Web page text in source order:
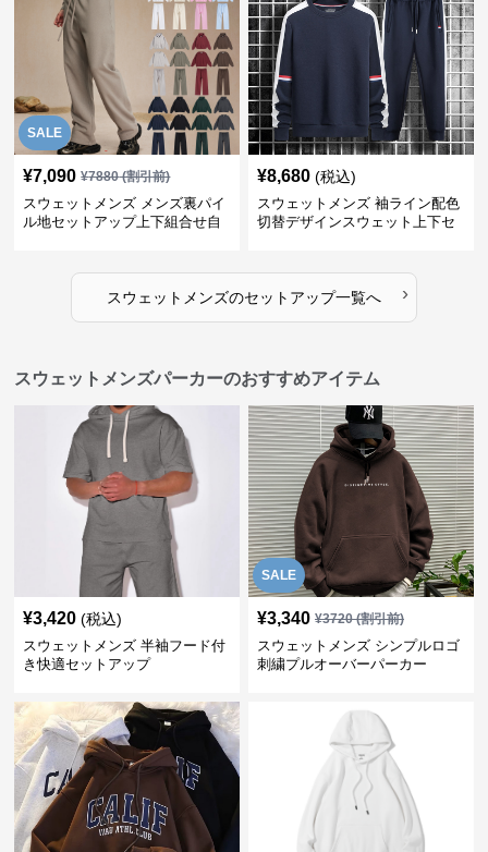
SALE
¥7,090 ¥7880(割引前)
スウェットメンズ メンズ裏パイ
ル地セットアップ上下組合せ自
¥8,680 (税込)
スウェットメンズ 袖ライン配色
切替デザインスウェット上下セ
スウェットメンズのセットアップ一覧へ ›
スウェットメンズパーカーのおすすめアイテム
¥3,420 (税込)
スウェットメンズ 半袖フード付
き快適セットアップ
SALE
¥3,340 ¥3720(割引前)
スウェットメンズ シンプルロゴ
刺繍プルオーバーパーカー